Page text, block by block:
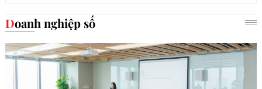
Doanh nghiệp số